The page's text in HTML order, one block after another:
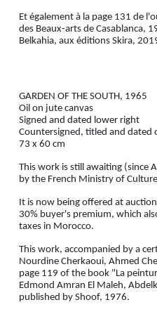
Et également à la page 131 de
des Beaux-arts de Casablanca,
Belkahia, aux éditions Skira,
GARDEN OF THE SOUTH, 1965
Oil on jute canvas
Signed and dated lower right
Countersigned, titled and dated
73 x 60 cm
This work is still awaiting (since
by the French Ministry of
It is now being offered at
30% buyer's premium, which
taxes in Morocco.
This work, accompanied by a
Nourdine Cherkaoui, Ahmed
page 119 of the book "La
Edmond Amran El Maleh,
published by Shoof, 1976.